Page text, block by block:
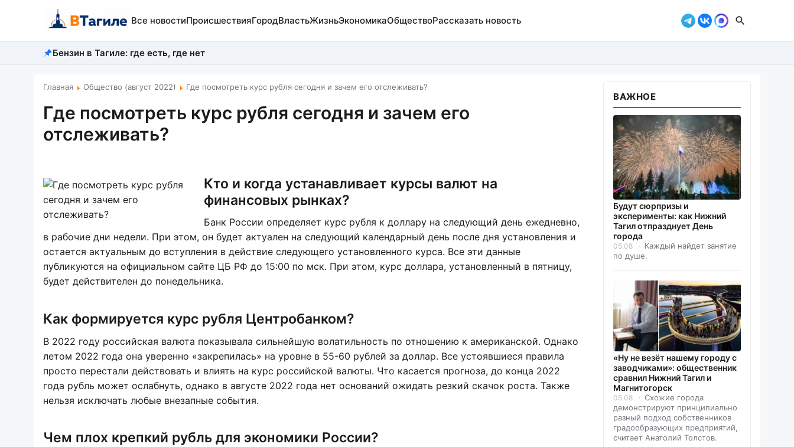
Все новостиПроисшествияГородВластьЖизньЭкономикаОбществоРассказать новость
Бензин в Тагиле: где есть, где нет
Главная Общество (август 2022) Где посмотреть курс рубля сегодня и зачем его отслеживать?
Где посмотреть курс рубля сегодня и зачем его
отслеживать?
Кто и когда устанавливает курсы валют на
финансовых рынках?
Банк России определяет курс рубля к доллару на следующий день ежедневно,
в рабочие дни недели. При этом, он будет актуален на следующий календарный день после дня установления и
остается актуальным до вступления в действие следующего установленного курса. Все эти данные
публикуются на официальном сайте ЦБ РФ до 15:00 по мск. При этом, курс доллара, установленный в пятницу,
будет действителен до понедельника.
Как формируется курс рубля Центробанком?
В 2022 году российская валюта показывала сильнейшую волатильность по отношению к американской. Однако
летом 2022 года она уверенно «закрепилась» на уровне в 55-60 рублей за доллар. Все устоявшиеся правила
просто перестали действовать и влиять на курс российской валюты. Что касается прогноза, до конца 2022
года рубль может ослабнуть, однако в августе 2022 года нет оснований ожидать резкий скачок роста. Также
нельзя исключать любые внезапные события.
Чем плох крепкий рубль для экономики России?
ВАЖНОЕ
Будут сюрпризы и
эксперименты: как Нижний
Тагил отпразднует День
города
05.08
Каждый найдет занятие
по душе.
«Ну не везёт нашему городу с
заводчиками»: общественник
сравнил Нижний Тагил и
Магнитогорск
05.08
Схожие города
демонстрируют принципиально
разный подход собственников
градообразующих предприятий,
считает Анатолий Толстов.